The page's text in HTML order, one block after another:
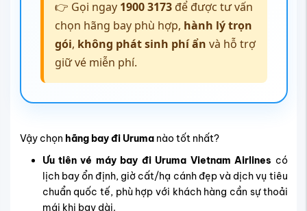
👉 Gọi ngay 1900 3173để được tư vấn
chọn hãng bay phù hợp, hành lý trọn
gói, không phát sinh phí ẩn và hỗ trợ
giữ vé miễn phí.
Vậy chọn hãng bay đi Urumanào tốt nhất?
Ưu tiên vé máy bay đi Uruma Vietnam Airlines có
lịch bay ổn định, giờ cất/hạ cánh đẹp và dịch vụ tiêu
chuẩn quốc tế, phù hợp với khách hàng cần sự thoải
mái khi bay dài.